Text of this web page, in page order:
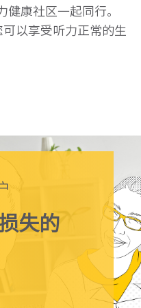
康社区一起同行。
以享受听力正常的生
失的